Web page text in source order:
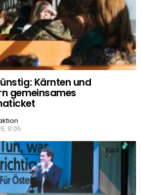
Kärnten und
gemeinsames
9:05